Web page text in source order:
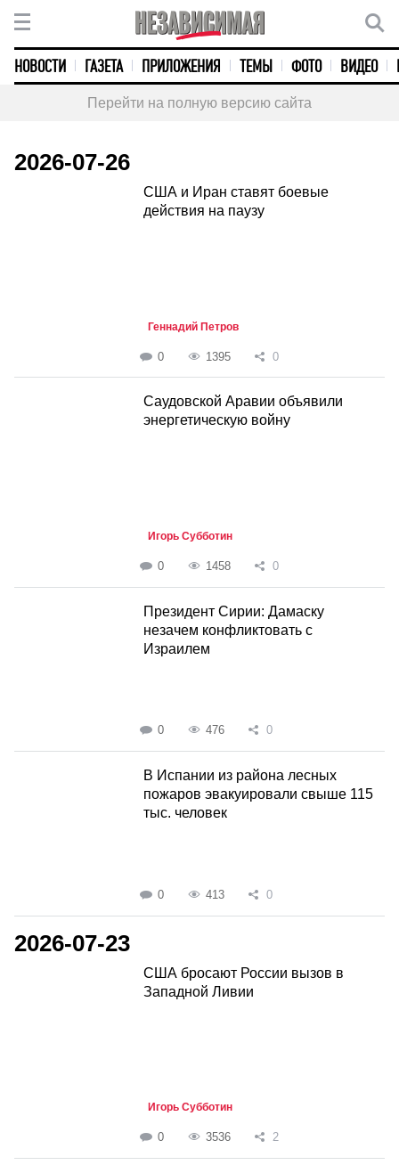
НОВОСТИ ГАЗЕТА ПРИЛОЖЕНИЯ ТЕМЫ ФОТО ВИДЕО
Перейти на полную версию сайта
2026-07-26
США и Иран ставят боевые
действия на паузу
Геннадий Петров
0 1395 0
Саудовской Аравии объявили
энергетическую войну
Игорь Субботин
0 1458 0
Президент Сирии: Дамаску
незачем конфликтовать с
Израилем
0 476 0
В Испании из района лесных
пожаров эвакуировали свыше 115
тыс. человек
0 413 0
2026-07-23
США бросают России вызов в
Западной Ливии
Игорь Субботин
0 3536 2